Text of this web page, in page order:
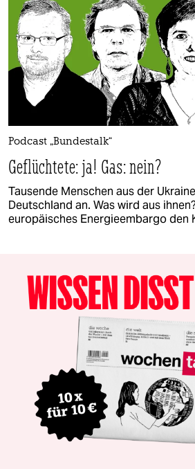
Podcast „Bundestalk“
Geflüchtete: ja! Gas: nein?
Tausende Menschen aus der
Deutschland an. Was wird aus
europäisches Energieembargo den